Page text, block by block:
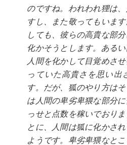
のですね。われわれ狸は
すし、また敬ってもいま
しても、彼らの高貴な部
化かそうとします。ある
人間を化かして目覚めさ
っていた高貴さを思い出
す。だが、狐のやり方は
は人間の卑劣卑猥な部分
っせと点数を稼いでおり
とに、人間は狐に化かさ
ようです。卑劣卑猥なと